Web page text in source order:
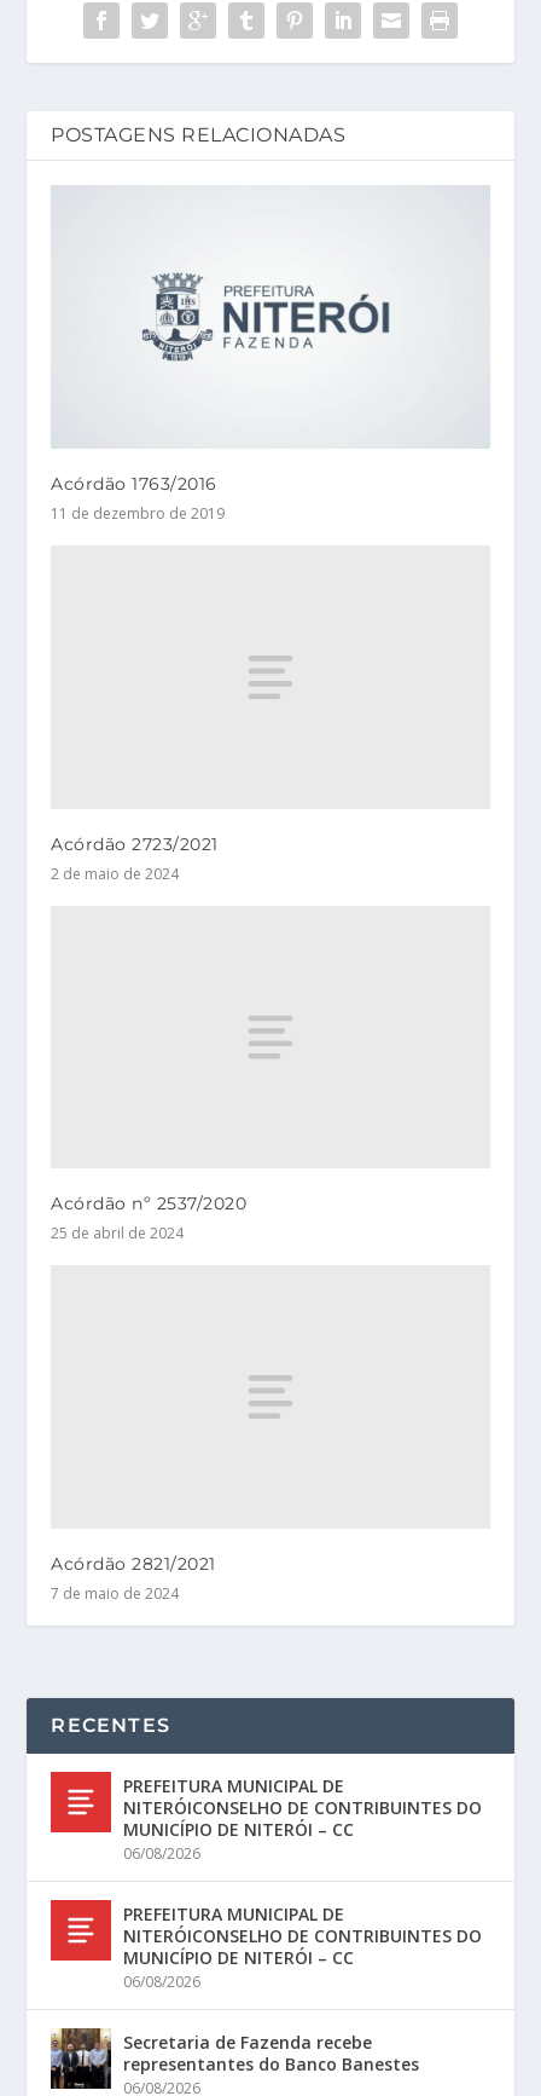
POSTAGENS RELACIONADAS
Acórdão 1763/2016
11 de dezembro de 2019
Acórdão 2723/2021
2 de maio de 2024
Acórdão nº 2537/2020
25 de abril de 2024
Acórdão 2821/2021
7 de maio de 2024
RECENTES
PREFEITURA MUNICIPAL DE
NITERÓICONSELHO DE CONTRIBUINTES DO
MUNICÍPIO DE NITERÓI – CC
06/08/2026
PREFEITURA MUNICIPAL DE
NITERÓICONSELHO DE CONTRIBUINTES DO
MUNICÍPIO DE NITERÓI – CC
06/08/2026
Secretaria de Fazenda recebe
representantes do Banco Banestes
06/08/2026